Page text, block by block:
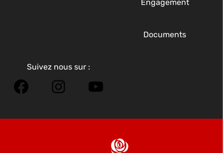
Engagement
Documents
Suivez nous sur :
Facebook
Instagram